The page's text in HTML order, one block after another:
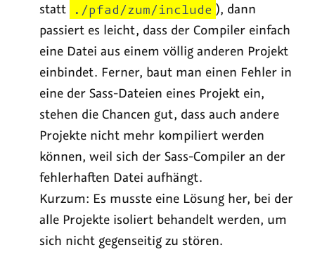
statt ./pfad/zum/include ), dann
passiert es leicht, dass der Compiler einfach
eine Datei aus einem völlig anderen Projekt
einbindet. Ferner, baut man einen Fehler in
eine der Sass-Dateien eines Projekt ein,
stehen die Chancen gut, dass auch andere
Projekte nicht mehr kompiliert werden
können, weil sich der Sass-Compiler an der
fehlerhaften Datei aufhängt.
Kurzum: Es musste eine Lösung her, bei der
alle Projekte isoliert behandelt werden, um
sich nicht gegenseitig zu stören.